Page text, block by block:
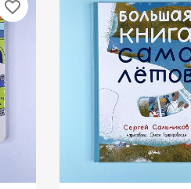
favorite_border